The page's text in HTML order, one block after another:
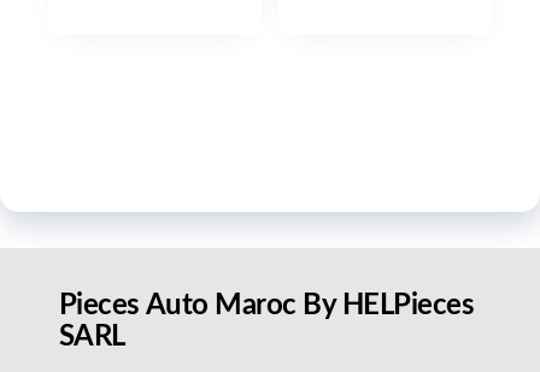
Pieces Auto Maroc By HELPieces
SARL